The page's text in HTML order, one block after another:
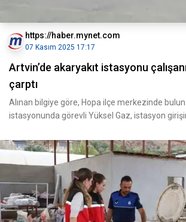
https://haber.mynet.com
07 Kasım 2025 17:17
Artvin’de akaryakıt istasyonu
çarptı
Alınan bilgiye göre, Hopa ilçe merkezinde
istasyonunda görevli Yüksel Gaz, istasyon